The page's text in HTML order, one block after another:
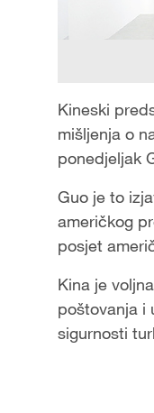
Kineski
mišljenja o
ponedjeljak
Guo je to
američkog
posjet
Kina je
poštovanja i
sigurnosti